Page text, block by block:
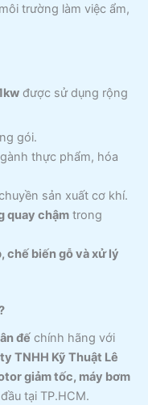
trường làm việc ẩm,
được sử dụng rộng
gói.
thực phẩm, hóa
sản xuất cơ khí.
quay chậmtrong
chế biến gỗ và xử lý
đế chính hãng với
TNHH Kỹ Thuật Lê
giảm tốc, máy bơm
tại TP.HCM.